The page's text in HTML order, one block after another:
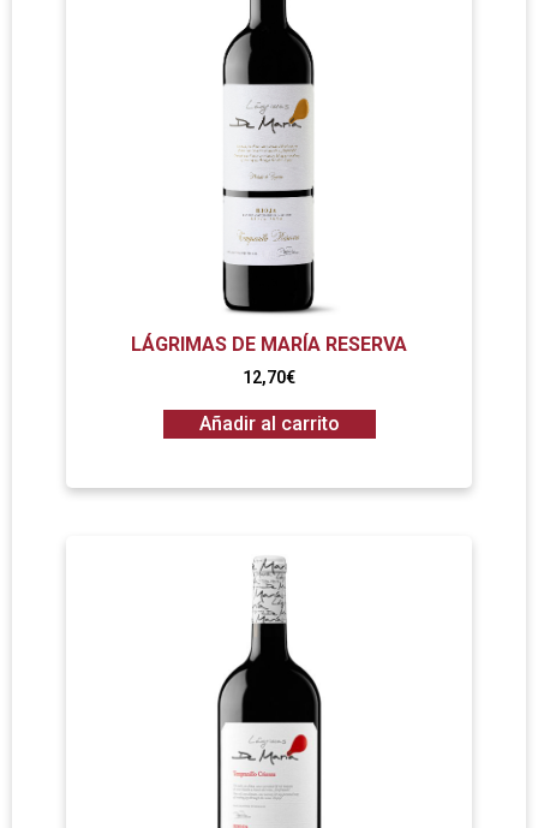
LÁGRIMAS DE MARÍA RESERVA
12,70€
Añadir al carrito